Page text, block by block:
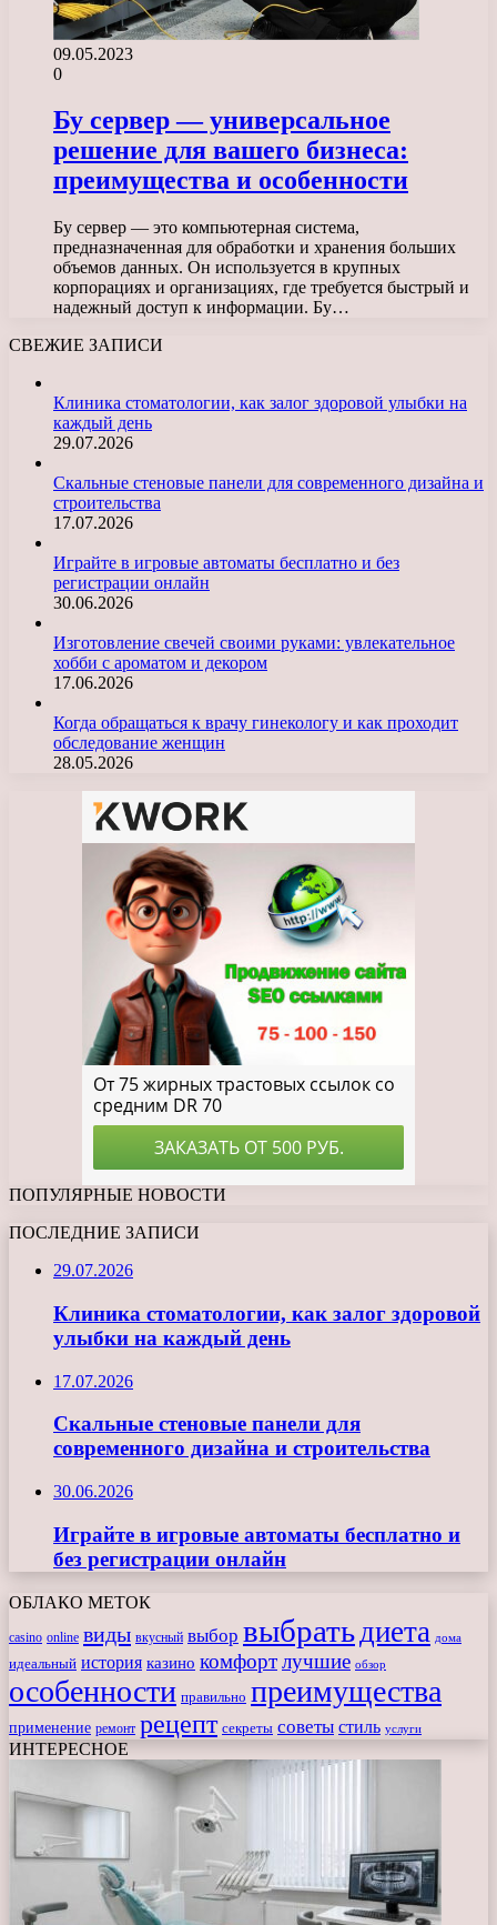
09.05.2023
0
Бу сервер — универсальное
решение для вашего бизнеса:
преимущества и особенности
Бу сервер — это компьютерная система,
предназначенная для обработки и хранения больших
объемов данных. Он используется в крупных
корпорациях и организациях, где требуется быстрый и
надежный доступ к информации. Бу…
СВЕЖИЕ ЗАПИСИ
Клиника стоматологии, как залог здоровой улыбки на
каждый день
29.07.2026
Скальные стеновые панели для современного дизайна и
строительства
17.07.2026
Играйте в игровые автоматы бесплатно и без
регистрации онлайн
30.06.2026
Изготовление свечей своими руками: увлекательное
хобби с ароматом и декором
17.06.2026
Когда обращаться к врачу гинекологу и как проходит
обследование женщин
28.05.2026
ПОПУЛЯРНЫЕ НОВОСТИ
ПОСЛЕДНИЕ ЗАПИСИ
29.07.2026
Клиника стоматологии, как залог здоровой
улыбки на каждый день
17.07.2026
Скальные стеновые панели для
современного дизайна и строительства
30.06.2026
Играйте в игровые автоматы бесплатно и
без регистрации онлайн
ОБЛАКО МЕТОК
casino online виды вкусный выбор выбрать диета дома
идеальный история казино комфортлучшие обзор
особенности правильно преимущества
применение ремонт рецепт секреты советы стиль услуги
ИНТЕРЕСНОЕ